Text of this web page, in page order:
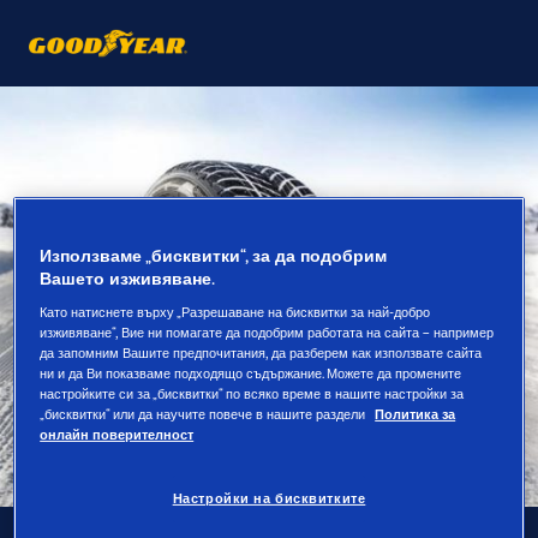
Използваме „бисквитки“, за да подобрим
Вашето изживяване.
Като натиснете върху „Разрешаване на бисквитки за най-добро
изживяване“, Вие ни помагате да подобрим работата на сайта – например
да запомним Вашите предпочитания, да разберем как използвате сайта
ни и да Ви показваме подходящо съдържание. Можете да промените
настройките си за „бисквитки“ по всяко време в нашите настройки за
„бисквитки“ или да научите повече в нашите раздели Политика за
онлайн поверителност
Настройки на бисквитките